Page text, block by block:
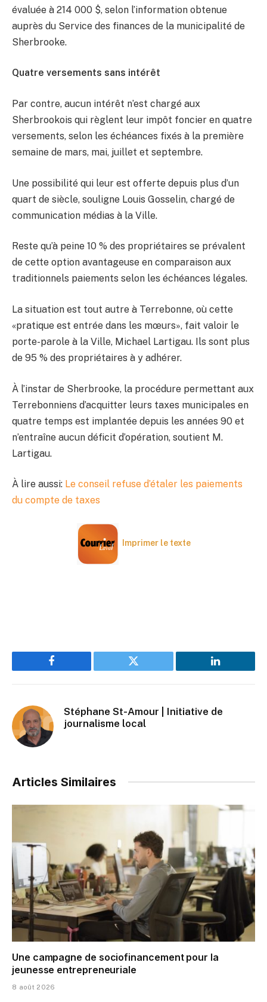
évaluée à 214 000 $, selon l’information obtenue
auprès du Service des finances de la municipalité de
Sherbrooke.
Quatre versements sans intérêt
Par contre, aucun intérêt n’est chargé aux
Sherbrookois qui règlent leur impôt foncier en quatre
versements, selon les échéances fixés à la première
semaine de mars, mai, juillet et septembre.
Une possibilité qui leur est offerte depuis plus d’un
quart de siècle, souligne Louis Gosselin, chargé de
communication médias à la Ville.
Reste qu’à peine 10 % des propriétaires se prévalent
de cette option avantageuse en comparaison aux
traditionnels paiements selon les échéances légales.
La situation est tout autre à Terrebonne, où cette
«pratique est entrée dans les mœurs», fait valoir le
porte-parole à la Ville, Michael Lartigau. Ils sont plus
de 95 % des propriétaires à y adhérer.
À l’instar de Sherbrooke, la procédure permettant aux
Terrebonniens d’acquitter leurs taxes municipales en
quatre temps est implantée depuis les années 90 et
n’entraîne aucun déficit d’opération, soutient M.
Lartigau.
À lire aussi: Le conseil refuse d’étaler les paiements
du compte de taxes
Imprimer le texte
Facebook Twitter LinkedIn
Stéphane St-Amour | Initiative de
journalisme local
Articles Similaires
Une campagne de sociofinancement pour la
jeunesse entrepreneuriale
8 août 2026